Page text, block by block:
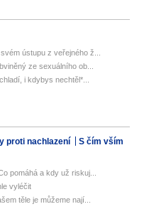
ústupu z veřejného ž...
ze sexuálního ob...
i kdybys nechtěl*...
proti nachlazení
S čím vším
pomáhá a kdy už riskuj...
vyléčit
těle je můžeme nají...